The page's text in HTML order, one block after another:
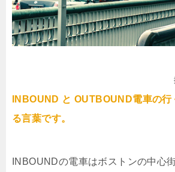
INBOUND と OUTBOUND電車の
る言葉です。
INBOUNDの電車はボストンの中心